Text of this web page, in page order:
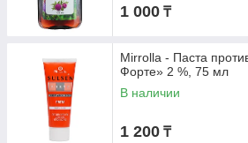
1 000 ₸
Mirrolla - Паста
Форте» 2 %, 75 мл
В наличии
1 200 ₸